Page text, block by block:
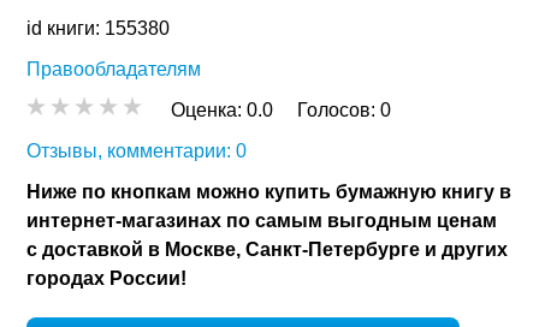
id книги: 155380
Правообладателям
Оценка:0.0 Голосов:0
Отзывы, комментарии: 0
Ниже по кнопкам можно купить бумажную книгу в
интернет-магазинах по самым выгодным ценам
с доставкой в Москве, Санкт-Петербурге и других
городах России!